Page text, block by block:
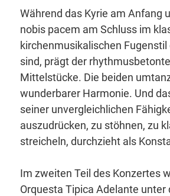
Während das Kyrie am Anfang
nobis pacem am Schluss im
kirchenmusikalischen Fugenstil
sind, prägt der
Mittelstücke. Die beiden
wunderbarer Harmonie. Und
seiner unvergleichlichen
auszudrücken, zu stöhnen, zu
streicheln, durchzieht als
Im zweiten Teil des Konzertes
Orquesta Tipica Adelante unter